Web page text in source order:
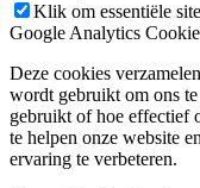
Klik om essentiële
Google Analytics
Deze cookies
wordt gebruikt om ons
gebruikt of hoe effectief
te helpen onze website
ervaring te verbeteren.